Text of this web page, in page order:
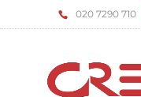
‌020 7290 710